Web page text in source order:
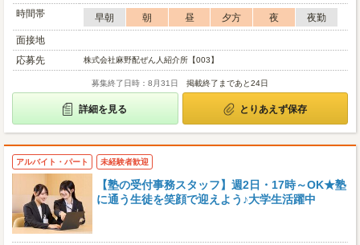
時間帯
早朝 朝 昼 夕方 夜
夜勤
面接地
応募先
株式会社麻野配ぜん人紹介所【003】
募集終了日時：8月31日 掲載終了まであと24日
詳細を見る とりあえず保存
アルバイト・パート 未経験者歓迎
【塾の受付事務スタッフ】週2日・17時～OK★塾
に通う生徒を笑顔で迎えよう♪大学生活躍中